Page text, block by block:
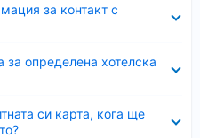
за контакт с
определена хотелска
си карта, кога ще